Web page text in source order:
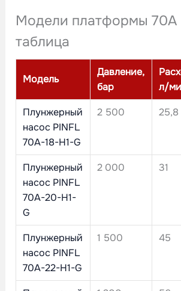
Модели платформы 70A
таблица
Модель
Давление,
бар
л/
Плунжерный
насос PINFL
70A-18-H1-G
2 500 25,8
Плунжерный
насос PINFL
70A-20-H1-
G
2 000 31
Плунжерный
насос PINFL
70A-22-H1-G
1 500 45